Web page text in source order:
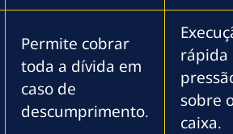
Permite cobrar
toda a dívida em
caso de
descumprimento.
rápida
sobre
caixa.